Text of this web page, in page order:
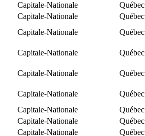
Capitale-Nationale
Québec
Capitale-Nationale
Québec
Capitale-Nationale
Québec
Capitale-Nationale
Québec
Capitale-Nationale
Québec
Capitale-Nationale
Québec
Capitale-Nationale
Québec
Capitale-Nationale
Québec
Capitale-Nationale Québec